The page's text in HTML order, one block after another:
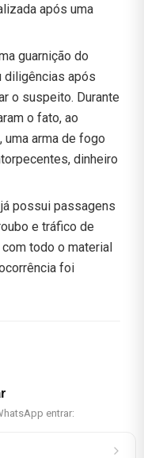
após uma
guarnição do
diligências após
o suspeito. Durante
o fato, ao
uma arma de fogo
dinheiro
possui passagens
e tráfico de
todo o material
foi
entrar: